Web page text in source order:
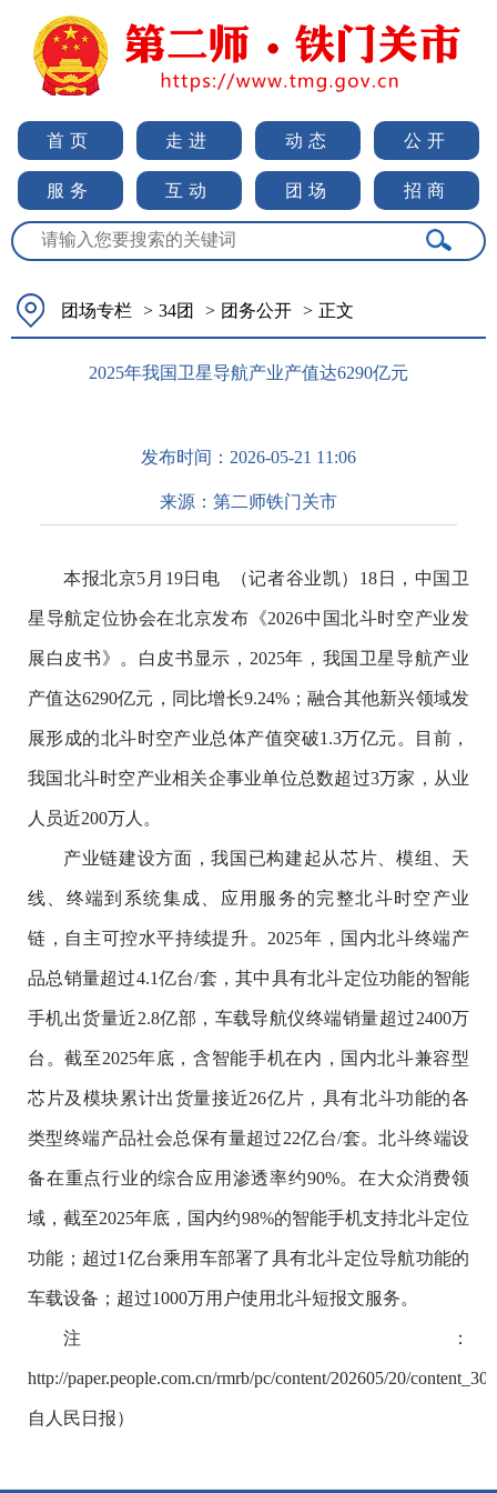
首页 走进 动态 公开
服务 互动 团场 招商
团场专栏 > 34团 > 团务公开 > 正文
2025年我国卫星导航产业产值达6290亿元
发布时间： 2026-05-21 11:06
来源： 第二师铁门关市
本报北京5月19日电 （记者谷业凯）18日，中国卫
星导航定位协会在北京发布《2026中国北斗时空产业发
展白皮书》。白皮书显示，2025年，我国卫星导航产业
产值达6290亿元，同比增长9.24%；融合其他新兴领域发
展形成的北斗时空产业总体产值突破1.3万亿元。目前，
我国北斗时空产业相关企事业单位总数超过3万家，从业
人员近200万人。
产业链建设方面，我国已构建起从芯片、模组、天
线、终端到系统集成、应用服务的完整北斗时空产业
链，自主可控水平持续提升。2025年，国内北斗终端产
品总销量超过4.1亿台/套，其中具有北斗定位功能的智能
手机出货量近2.8亿部，车载导航仪终端销量超过2400万
台。截至2025年底，含智能手机在内，国内北斗兼容型
芯片及模块累计出货量接近26亿片，具有北斗功能的各
类型终端产品社会总保有量超过22亿台/套。北斗终端设
备在重点行业的综合应用渗透率约90%。在大众消费领
域，截至2025年底，国内约98%的智能手机支持北斗定位
功能；超过1亿台乘用车部署了具有北斗定位导航功能的
车载设备；超过1000万用户使用北斗短报文服务。
注：
http://paper.people.com.cn/rmrb/pc/content/202605/20/
自人民日报）